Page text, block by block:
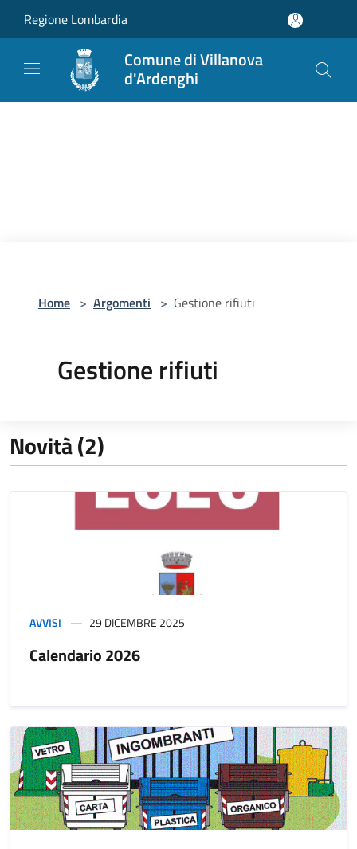
Regione Lombardia
Comune di Villanova
d'Ardenghi
Home > Argomenti > Gestione rifiuti
Gestione rifiuti
Novità (2)
AVVISI 29 DICEMBRE 2025
Calendario 2026